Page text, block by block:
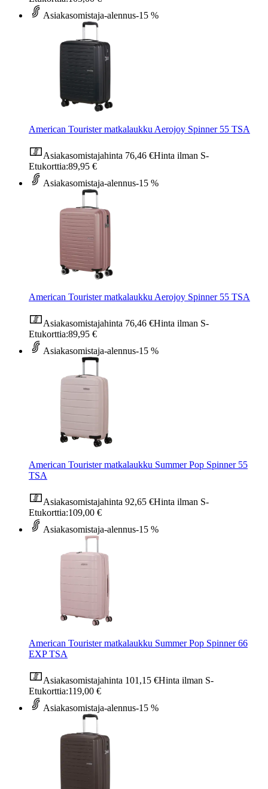
Asiakasomistaja-alennus-15 %
American Tourister matkalaukku Aerojoy Spinner 55 TSA
Asiakasomistajahinta 76,46 €Hinta ilman S-
Etukorttia:89,95 €
Asiakasomistaja-alennus-15 %
American Tourister matkalaukku Aerojoy Spinner 55 TSA
Asiakasomistajahinta 76,46 €Hinta ilman S-
Etukorttia:89,95 €
Asiakasomistaja-alennus-15 %
American Tourister matkalaukku Summer Pop Spinner 55
TSA
Asiakasomistajahinta 92,65 €Hinta ilman S-
Etukorttia:109,00 €
Asiakasomistaja-alennus-15 %
American Tourister matkalaukku Summer Pop Spinner 66
EXP TSA
Asiakasomistajahinta 101,15 €Hinta ilman S-
Etukorttia:119,00 €
Asiakasomistaja-alennus-15 %